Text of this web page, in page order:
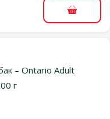
В
– Ontario Adult
г